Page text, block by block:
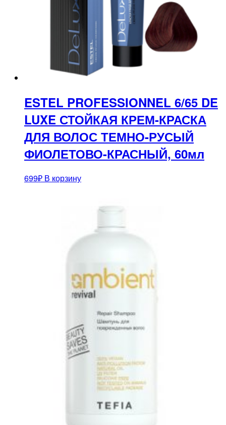
ESTEL PROFESSIONNEL 6/65 DE
LUXE СТОЙКАЯ КРЕМ-КРАСКА
ДЛЯ ВОЛОС ТЕМНО-РУСЫЙ
ФИОЛЕТОВО-КРАСНЫЙ, 60мл
699₽ В корзину